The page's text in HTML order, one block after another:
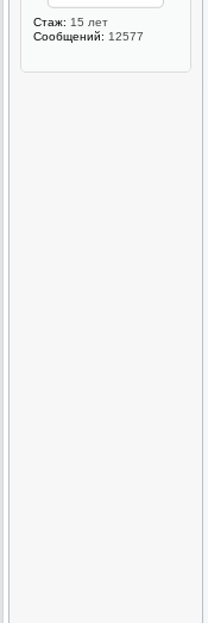
Стаж: 15 лет
Сообщений: 12577